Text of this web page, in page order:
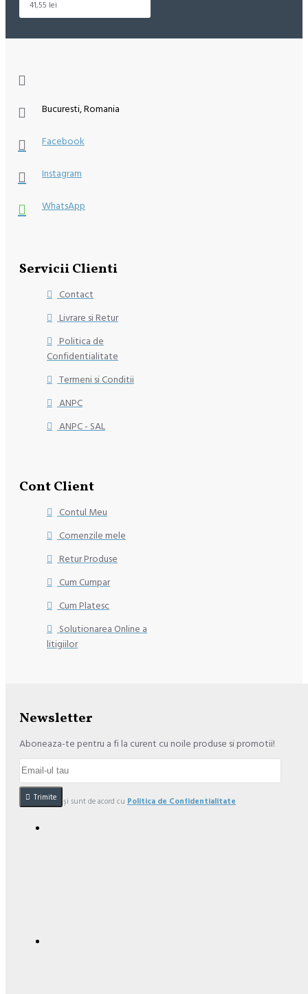
41,55 lei
Bucuresti, Romania
Facebook
Instagram
WhatsApp
Servicii Clienti
Contact
Livrare si Retur
Politica de
Confidentialitate
Termeni si Conditii
ANPC
ANPC - SAL
Cont Client
Contul Meu
Comenzile mele
Retur Produse
Cum Cumpar
Cum Platesc
Solutionarea Online a
litigiilor
Newsletter
Aboneaza-te pentru a fi la curent cu noile produse si promotii!
Trimite
Am citit şi sunt de acord cu Politica de Confidentialitate